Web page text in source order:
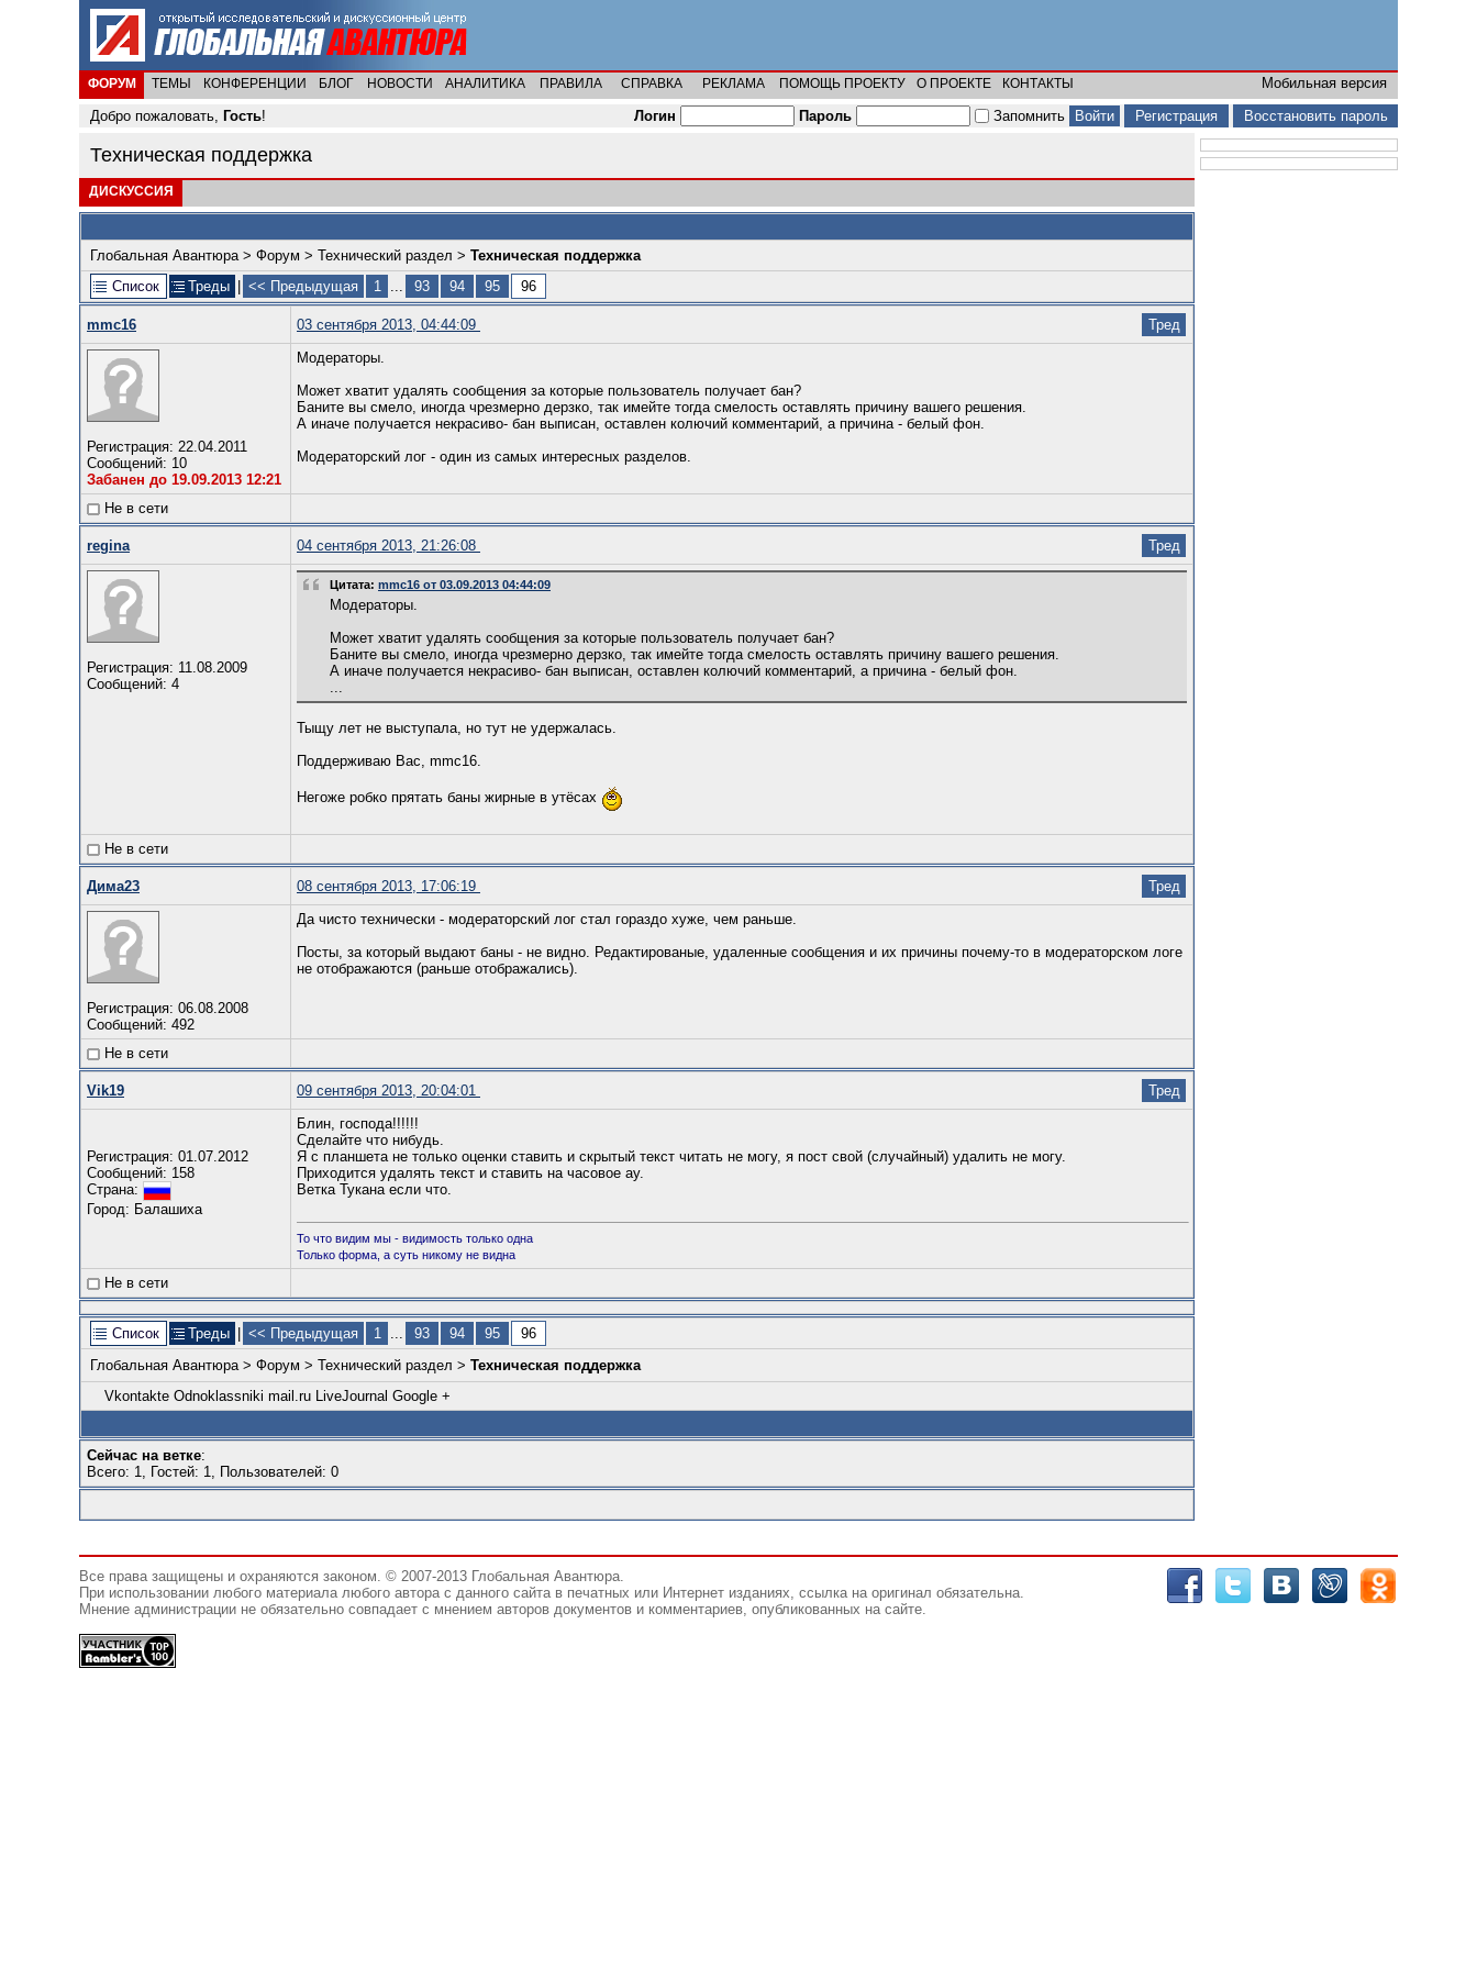
ФОРУМ ТЕМЫ КОНФЕРЕНЦИИ БЛОГ НОВОСТИ АНАЛИТИКА ПРАВИЛА СПРАВКА РЕКЛАМА ПОМОЩЬ ПРОЕКТУ О ПРОЕКТЕ КОНТАКТЫ
Мобильная версия
Добро пожаловать, Гость! Логин Пароль Запомнить Регистрация Восстановить пароль
Техническая поддержка
ДИСКУССИЯ
Глобальная Авантюра> Форум > Технический раздел > Техническая поддержка
Список
Треды << Предыдущая 1 ... 93 94 95 96
mmc16 03 сентября 2013, 04:44:09 Тред
Регистрация: 22.04.2011
Сообщений: 10
Забанен до 19.09.2013 12:21
Модераторы.
Может хватит удалять сообщения за которые пользователь получает бан?
Баните вы смело, иногда чрезмерно дерзко, так имейте тогда смелость оставлять причину вашего решения.
А иначе получается некрасиво- бан выписан, оставлен колючий комментарий, а причина - белый фон.
Модераторский лог - один из самых интересных разделов.
Не в сети
regina 04 сентября 2013, 21:26:08 Тред
Регистрация: 11.08.2009
Сообщений: 4
Цитата: mmc16 от 03.09.2013 04:44:09
Модераторы.
Может хватит удалять сообщения за которые пользователь получает бан?
Баните вы смело, иногда чрезмерно дерзко, так имейте тогда смелость оставлять причину вашего решения.
А иначе получается некрасиво- бан выписан, оставлен колючий комментарий, а причина - белый фон.
...
Тыщу лет не выступала, но тут не удержалась.
Поддерживаю Вас, mmc16.
Негоже робко прятать баны жирные в утёсах
Не в сети
Дима23 08 сентября 2013, 17:06:19 Тред
Регистрация: 06.08.2008
Сообщений: 492
Да чисто технически - модераторский лог стал гораздо хуже, чем раньше.
Посты, за который выдают баны - не видно. Редактированые, удаленные сообщения и их причины почему-то в модераторском логе
не отображаются (раньше отображались).
Не в сети
Vik19 09 сентября 2013, 20:04:01 Тред
Регистрация: 01.07.2012
Сообщений: 158
Страна:
Город: Балашиха
Блин, господа!!!!!!
Сделайте что нибудь.
Я с планшета не только оценки ставить и скрытый текст читать не могу, я пост свой (случайный) удалить не могу.
Приходится удалять текст и ставить на часовое ау.
Ветка Тукана если что.
То что видим мы - видимость только одна
Только форма, а суть никому не видна
Не в сети
Список Треды << Предыдущая 1 ... 93 94 95
96
Глобальная Авантюра> Форум > Технический раздел > Техническая поддержка
Vkontakte Odnoklassniki mail.ru LiveJournal Google +
Сейчас на ветке:
Всего: 1, Гостей: 1, Пользователей: 0
Все права защищены и охраняются законом. © 2007-2013 Глобальная Авантюра.
При использовании любого материала любого автора с данного сайта в печатных или Интернет изданиях, ссылка на оригинал обязательна.
Мнение администрации не обязательно совпадает с мнением авторов документов и комментариев, опубликованных на сайте.